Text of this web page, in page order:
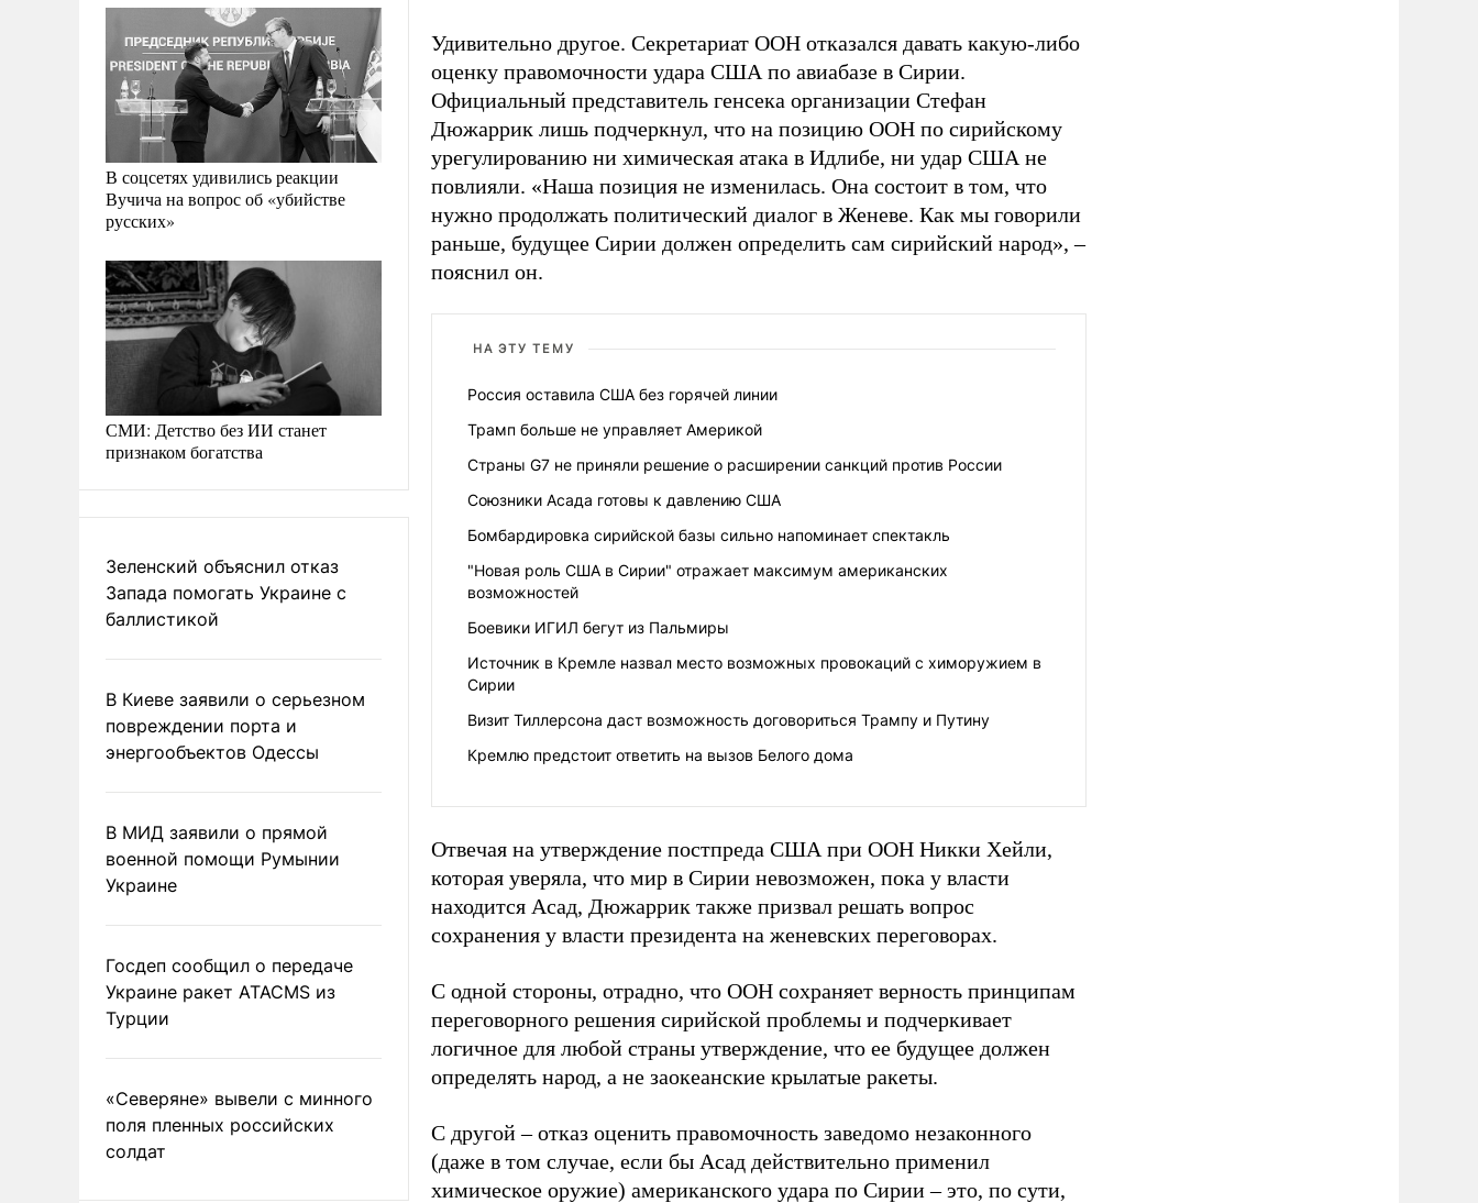
В соцсетях удивились реакции
Вучича на вопрос об «убийстве
русских»
СМИ: Детство без ИИ станет
признаком богатства
Зеленский объяснил отказ
Запада помогать Украине с
баллистикой
В Киеве заявили о серьезном
повреждении порта и
энергообъектов Одессы
В МИД заявили о прямой
военной помощи Румынии
Украине
Госдеп сообщил о передаче
Украине ракет ATACMS из
Турции
«Северяне» вывели с минного
поля пленных российских
солдат
Удивительно другое. Секретариат ООН отказался давать какую-либо
оценку правомочности удара США по авиабазе в Сирии.
Официальный представитель генсека организации Стефан
Дюжаррик лишь подчеркнул, что на позицию ООН по сирийскому
урегулированию ни химическая атака в Идлибе, ни удар США не
повлияли. «Наша позиция не изменилась. Она состоит в том, что
нужно продолжать политический диалог в Женеве. Как мы говорили
раньше, будущее Сирии должен определить сам сирийский народ», –
пояснил он.
НА ЭТУ ТЕМУ
Россия оставила США без горячей линии
Трамп больше не управляет Америкой
Страны G7 не приняли решение о расширении санкций против России
Союзники Асада готовы к давлению США
Бомбардировка сирийской базы сильно напоминает спектакль
"Новая роль США в Сирии" отражает максимум американских
возможностей
Боевики ИГИЛ бегут из Пальмиры
Источник в Кремле назвал место возможных провокаций с химоружием в
Сирии
Визит Тиллерсона даст возможность договориться Трампу и Путину
Кремлю предстоит ответить на вызов Белого дома
Отвечая на утверждение постпреда США при ООН Никки Хейли,
которая уверяла, что мир в Сирии невозможен, пока у власти
находится Асад, Дюжаррик также призвал решать вопрос
сохранения у власти президента на женевских переговорах.
С одной стороны, отрадно, что ООН сохраняет верность принципам
переговорного решения сирийской проблемы и подчеркивает
логичное для любой страны утверждение, что ее будущее должен
определять народ, а не заокеанские крылатые ракеты.
С другой – отказ оценить правомочность заведомо незаконного
(даже в том случае, если бы Асад действительно применил
химическое оружие) американского удара по Сирии – это, по сути,